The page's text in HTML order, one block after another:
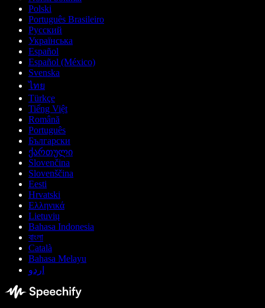
Polski
Português Brasileiro
Русский
Українська
Español
Español (México)
Svenska
ไทย
Türkçe
Tiếng Việt
Română
Português
Български
ქართული
Slovenčina
Slovenščina
Eesti
Hrvatski
Ελληνικά
Lietuvių
Bahasa Indonesia
বাংলা
Català
Bahasa Melayu
اردو